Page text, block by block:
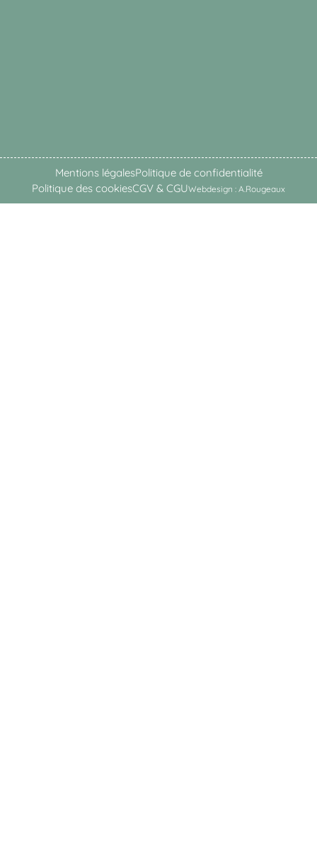
Mentions légalesPolitique de confidentialité
Politique des cookiesCGV & CGUWebdesign : A.Rougeaux